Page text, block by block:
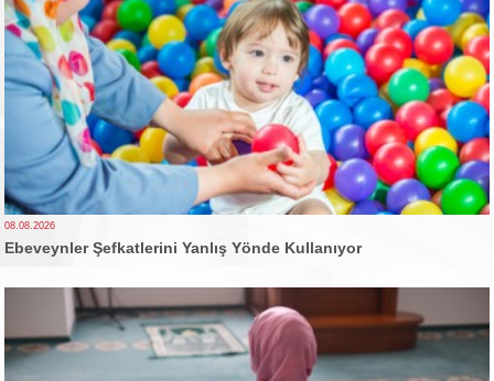
08.08.2026
Ebeveynler Şefkatlerini Yanlış Yönde Kullanıyor